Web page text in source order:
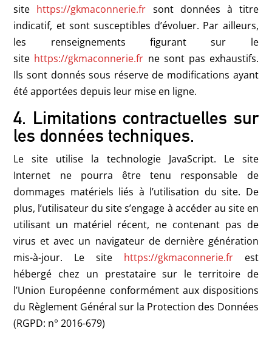
site https://gkmaconnerie.fr sont données à titre
indicatif, et sont susceptibles d’évoluer. Par ailleurs,
les renseignements figurant sur le
site https://gkmaconnerie.fr ne sont pas exhaustifs.
Ils sont donnés sous réserve de modifications ayant
été apportées depuis leur mise en ligne.
4. Limitations contractuelles sur
les données techniques.
Le site utilise la technologie JavaScript. Le site
Internet ne pourra être tenu responsable de
dommages matériels liés à l’utilisation du site. De
plus, l’utilisateur du site s’engage à accéder au site en
utilisant un matériel récent, ne contenant pas de
virus et avec un navigateur de dernière génération
mis-à-jour. Le site
https://gkmaconnerie.fr
est
hébergé chez un prestataire sur le territoire de
l’Union Européenne conformément aux dispositions
du Règlement Général sur la Protection des Données
(RGPD: n° 2016-679)